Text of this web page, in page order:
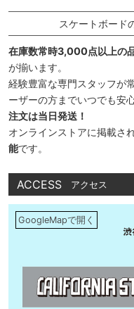
スケートボード
在庫数常時3,000点以上の
が揃います。
経験豊富な専門スタッフが
ーザーの方までいつでも安
注文は当日発送！
オンラインストアに掲載さ
能です。
ACCESS アクセス
GoogleMapで開く